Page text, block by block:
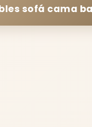
sofá cama